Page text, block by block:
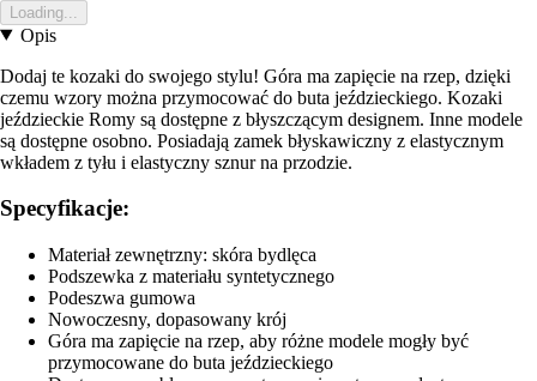
Loading...
Opis
Dodaj te kozaki do swojego stylu! Góra ma zapięcie na rzep, dzięki
czemu wzory można przymocować do buta jeździeckiego. Kozaki
jeździeckie Romy są dostępne z błyszczącym designem. Inne modele
są dostępne osobno. Posiadają zamek błyskawiczny z elastycznym
wkładem z tyłu i elastyczny sznur na przodzie.
Specyfikacje:
Materiał zewnętrzny: skóra bydlęca
Podszewka z materiału syntetycznego
Podeszwa gumowa
Nowoczesny, dopasowany krój
Góra ma zapięcie na rzep, aby różne modele mogły być
przymocowane do buta jeździeckiego